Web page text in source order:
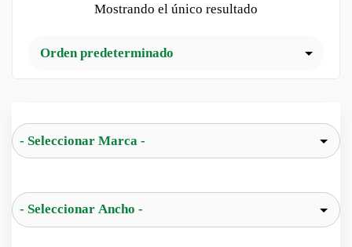
Mostrando el único resultado